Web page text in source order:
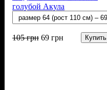
голубой Акула
105грн 69 грн Купить